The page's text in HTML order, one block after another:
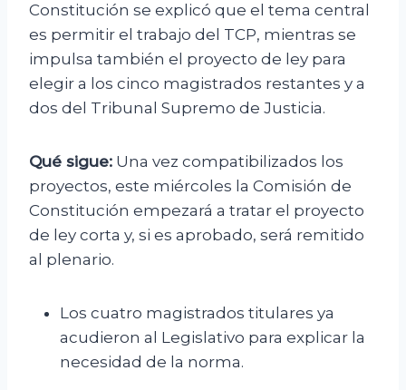
Constitución se explicó que el tema central
es permitir el trabajo del TCP, mientras se
impulsa también el proyecto de ley para
elegir a los cinco magistrados restantes y a
dos del Tribunal Supremo de Justicia.
Qué sigue: Una vez compatibilizados los
proyectos, este miércoles la Comisión de
Constitución empezará a tratar el proyecto
de ley corta y, si es aprobado, será remitido
al plenario.
Los cuatro magistrados titulares ya
acudieron al Legislativo para explicar la
necesidad de la norma.